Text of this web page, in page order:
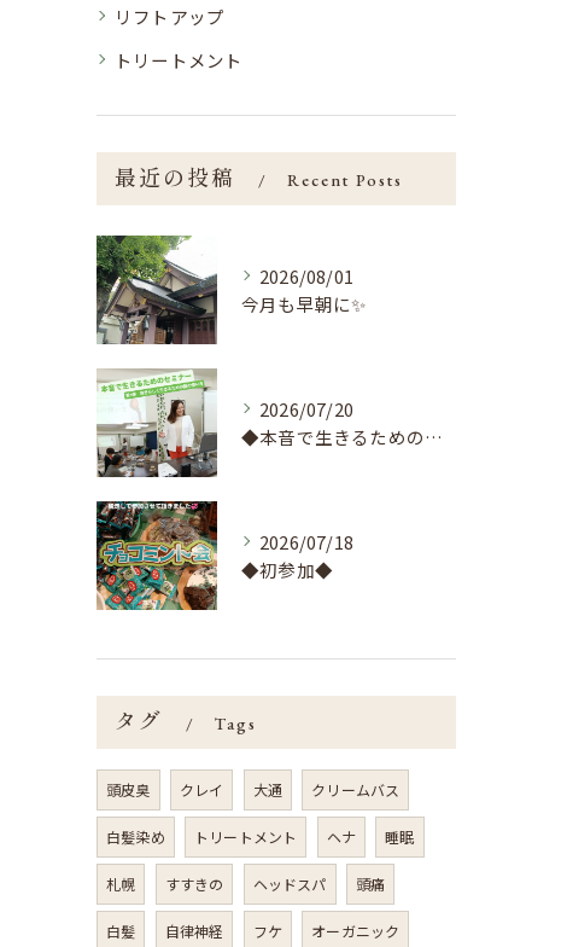
リフトアップ
トリートメント
最近の投稿 Recent Posts
2026/08/01
今月も早朝に✨
2026/07/20
◆本音で生きるためのセミナー◆
2026/07/18
◆初参加◆
タグ Tags
頭皮臭 クレイ 大通 クリームバス
白髪染め トリートメント ヘナ 睡眠
札幌 すすきの ヘッドスパ 頭痛
白髪 自律神経 フケ オーガニック